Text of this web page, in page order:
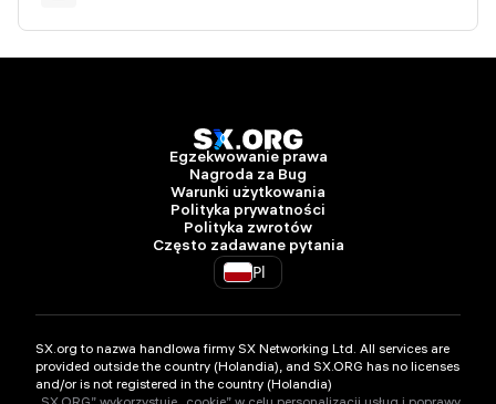
Egzekwowanie prawa
Nagroda za Bug
Warunki użytkowania
Polityka prywatności
Polityka zwrotów
Często zadawane pytania
Pl
SX.org to nazwa handlowa firmy SX Networking Ltd. All services are
provided outside the country (Holandia), and SX.ORG has no licenses
and/or is not registered in the country (Holandia)